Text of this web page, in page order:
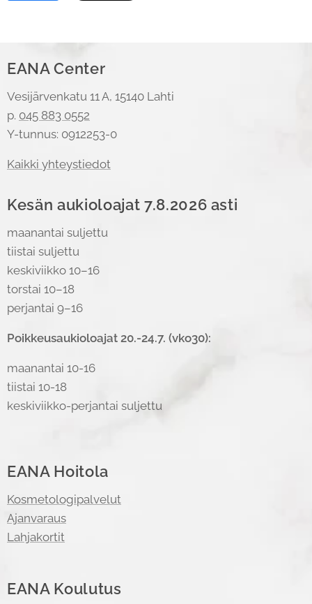
EANA Center
Vesijärvenkatu 11 A, 15140 Lahti
p. 045 883 0552
Y-tunnus: 0912253-0
Kaikki yhteystiedot
Kesän aukioloajat 7.8.2026 asti
maanantai suljettu
tiistai suljettu
keskiviikko 10–16
torstai 10–18
perjantai 9–16
Poikkeusaukioloajat 20.-24.7. (vko30):
maanantai 10-16
tiistai 10-18
keskiviikko-perjantai suljettu
EANA Hoitola
Kosmetologipalvelut
Ajanvaraus
Lahjakortit
EANA Koulutus